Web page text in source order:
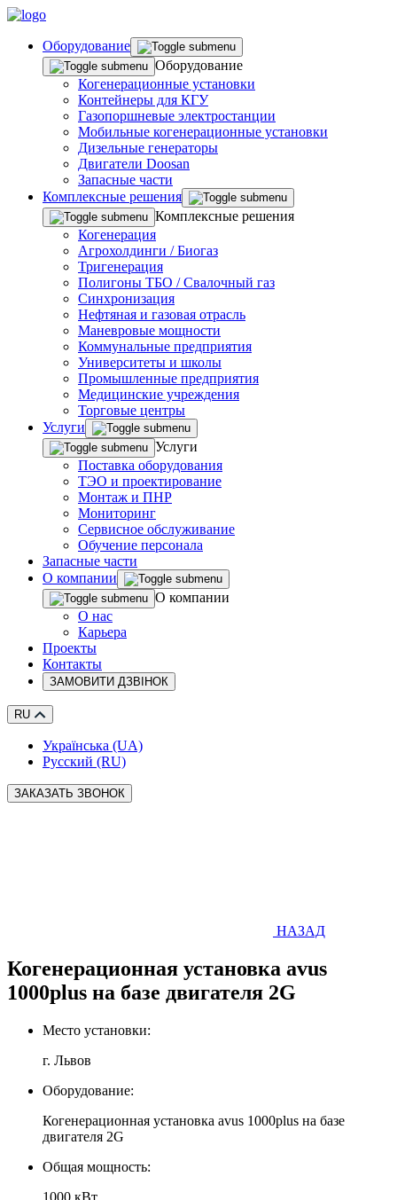
Оборудование
Оборудование
Когенерационные установки
Контейнеры для КГУ
Газопоршневые электростанции
Мобильные когенерационные установки
Дизельные генераторы
Двигатели Doosan
Запасные части
Комплексные решения
Комплексные решения
Когенерация
Агрохолдинги / Биогаз
Тригенерация
Полигоны ТБО / Свалочный газ
Синхронизация
Нефтяная и газовая отрасль
Маневровые мощности
Коммунальные предприятия
Университеты и школы
Промышленные предприятия
Медицинские учреждения
Торговые центры
Услуги
Услуги
Поставка оборудования
ТЭО и проектирование
Монтаж и ПНР
Мониторинг
Сервисное обслуживание
Обучение персонала
Запасные части
О компании
О компании
О нас
Карьера
Проекты
Контакты
ЗАМОВИТИ ДЗВІНОК
RU
Українська (UA)
Русский (RU)
ЗАКАЗАТЬ ЗВОНОК
НАЗАД
Когенерационная установка avus
1000plus на базе двигателя 2G
Место установки:
г. Львов
Оборудование:
Когенерационная установка avus 1000plus на базе
двигателя 2G
Общая мощность:
1000 кВт